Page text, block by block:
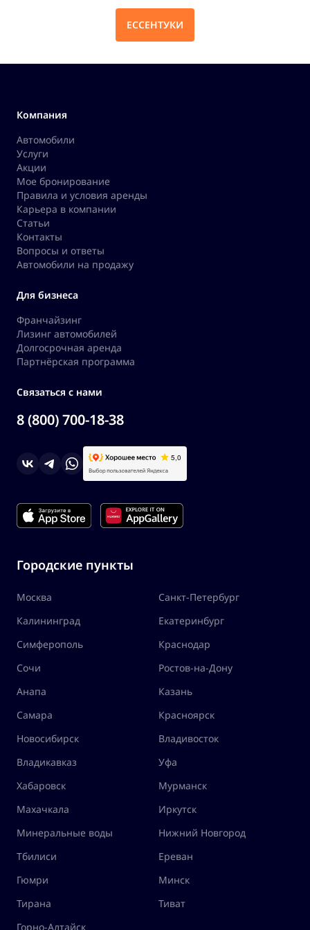
ЕССЕНТУКИ
Компания
Автомобили
Услуги
Акции
Мое бронирование
Правила и условия аренды
Карьера в компании
Статьи
Контакты
Вопросы и ответы
Автомобили на продажу
Для бизнеса
Франчайзинг
Лизинг автомобилей
Долгосрочная аренда
Партнёрская программа
Связаться с нами
8 (800) 700-18-38
Городские пункты
Москва
Санкт-Петербург
Калининград
Екатеринбург
Симферополь
Краснодар
Сочи
Ростов-на-Дону
Анапа
Казань
Самара
Красноярск
Новосибирск
Владивосток
Владикавказ
Уфа
Хабаровск
Мурманск
Махачкала
Иркутск
Минеральные воды
Нижний Новгород
Тбилиси
Ереван
Гюмри
Минск
Тирана
Тиват
Горно-Алтайск